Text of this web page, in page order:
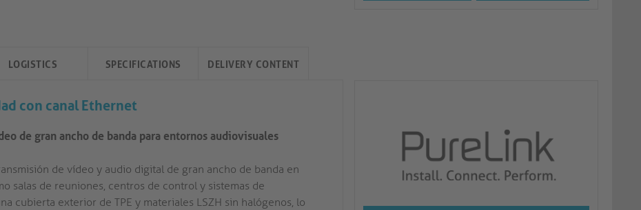
LOGISTICS SPECIFICATIONS DELIVERY CONTENT
con canal Ethernet
de gran ancho de banda para entornos audiovisuales
de vídeo y audio digital de gran ancho de banda en
salas de reuniones, centros de control y sistemas de
cubierta exterior de TPE y materiales LSZH sin halógenos, lo